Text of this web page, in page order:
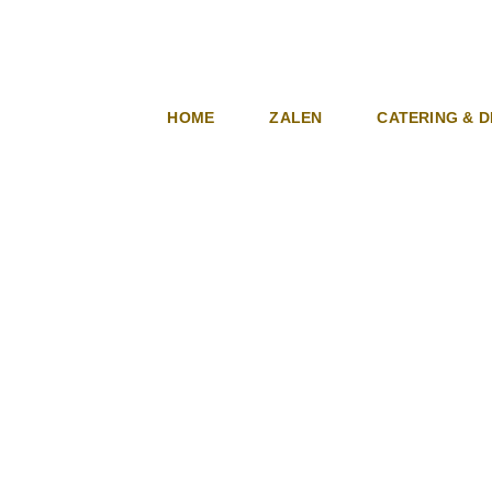
HOME ZALEN CATERING &